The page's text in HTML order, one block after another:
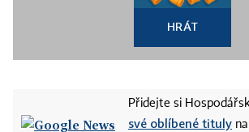
HRÁT
Přidejte si
své oblíbené tituly